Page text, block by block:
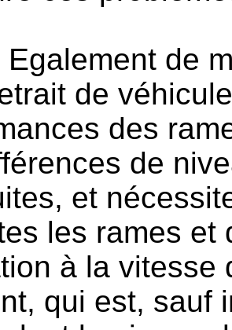
Egalement de
de
des
de
et
les rames et
à la vitesse
qui est, sauf